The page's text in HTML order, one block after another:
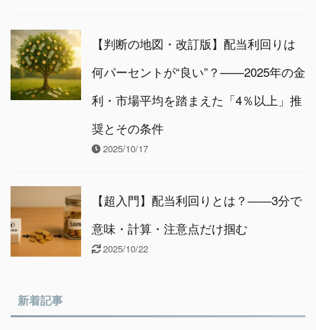
【判断の地図・改訂版】配当利回りは
何パーセントが“良い”？——2025年の金
利・市場平均を踏まえた「4％以上」推
奨とその条件
2025/10/17
【超入門】配当利回りとは？――3分で
意味・計算・注意点だけ掴む
2025/10/22
新着記事